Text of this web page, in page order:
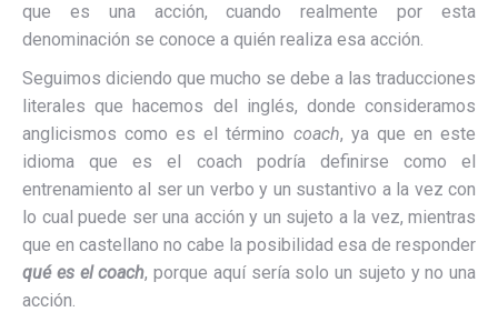
que es una acción, cuando realmente por esta
denominación se conoce a quién realiza esa acción.
Seguimos diciendo que mucho se debe a las traducciones
literales que hacemos del inglés, donde consideramos
anglicismos como es el término coach, ya que en este
idioma que es el coach podría definirse como el
entrenamiento al ser un verbo y un sustantivo a la vez con
lo cual puede ser una acción y un sujeto a la vez, mientras
que en castellano no cabe la posibilidad esa de responder
qué es el coach, porque aquí sería solo un sujeto y no una
acción.